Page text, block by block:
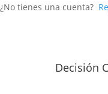
¿No tienes una cuenta?
Decisión